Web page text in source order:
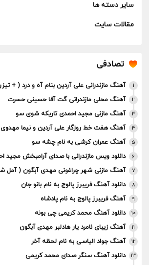
سایر دسته ها
مقالات سایت
تصادفی
1 آهنگ مازندرانی علی آردین بنام آه و درد ( +
2 آهنگ محلی مازندرانی گت آقا حسینی حسرت
3 آهنگ مازنی مجید احمدی تاریکه شوی سو
4 آهنگ هفت خط روزگار علی آردین و نیما مهدوی
5 آهنگ عمران کرشی به نام چشه سو
6 دانلود ویس مازندرانی با صدای آرامبخش مجید
7 آهنگ مازنی شهر چراغونی مهدی آبگون ( آمل
8 دانلود آهنگ فریبرز پالوج به نام بانو جان
9 آهنگ فریبرز پالوج به نام پادشاه
10 دانلود آهنگ محمد کریمی چی بونه
11 آهنگ زیبای نامرد یار هادلبر مهدی آبگون
12 آهنگ جواد الیاسی به نام لحظه آخر
13 دانلود آهنگ سنگر صدای محمد کریمی